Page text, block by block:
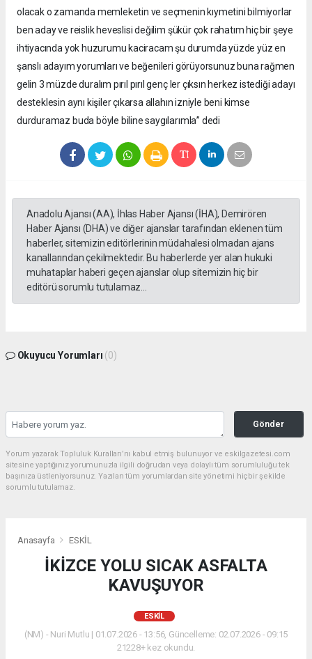
olacak o zamanda memleketin ve seçmenin kıymetini bilmiyorlar
ben aday ve reislik heveslisi değilim şükür çok rahatım hiç bir şeye
ihtiyacında yok huzurumu kaciracam şu durumda yüzde yüz en
şanslı adayım yorumları ve beğenileri görüyorsunuz buna rağmen
gelin 3 müzde duralım pırıl pırıl genç ler çıksın herkez istediği adayı
desteklesin aynı kişiler çıkarsa allahın izniyle beni kimse
durduramaz buda böyle biline saygılarımla” dedi
Anadolu Ajansı (AA), İhlas Haber Ajansı (İHA), Demirören
Haber Ajansı (DHA) ve diğer ajanslar tarafından eklenen tüm
haberler, sitemizin editörlerinin müdahalesi olmadan ajans
kanallarından çekilmektedir. Bu haberlerde yer alan hukuki
muhataplar haberi geçen ajanslar olup sitemizin hiç bir
editörü sorumlu tutulamaz...
Okuyucu Yorumları (0)
Gönder
Yorum yazarak Topluluk Kuralları’nı kabul etmiş bulunuyor ve eskilgazetesi.com
sitesine yaptığınız yorumunuzla ilgili doğrudan veya dolaylı tüm sorumluluğu tek
başınıza üstleniyorsunuz. Yazılan tüm yorumlardan site yönetimi hiçbir şekilde
sorumlu tutulamaz.
Anasayfa ESKİL
İKİZCE YOLU SICAK ASFALTA
KAVUŞUYOR
ESKİL
(NM) - Nuri Mutlu | 01.07.2026 - 13:56, Güncelleme: 02.07.2026 - 09:15
21228+ kez okundu.